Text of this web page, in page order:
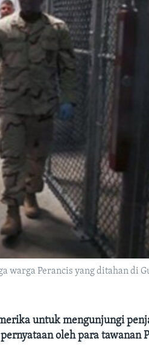
warga Perancis yang ditahan di
untuk mengunjungi
oleh para tawanan